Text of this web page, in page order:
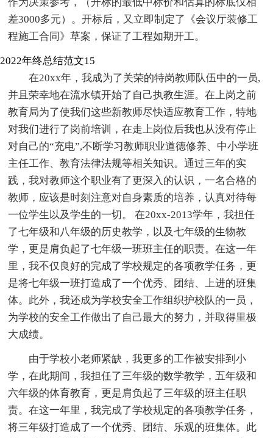
差3000多元）。开标后，又立即制定了《会议厅装修工
程施工合同》草案，保证了工程如期开工。
2022年终总结范文15
在20xx年，我成为了关荣的特岗教师队伍中的一员,
并且荣幸地在流水镇开始了自己执教生涯。在上岗之前
教育局为了使我们这些新教师尽快适应教育工作，特地
对我们进行了岗前培训，在走上岗位后我也从没有停止
对自己的“充电”,不断学习教师职业道德修养、中小学班
主任工作、教育法律法规等相关知识。通过三年的实
践，我对教师这个职业有了更深入的认识，一名合格的
教师，应该是时刻注意对自身素质的培养，认真对待每
一位学生以及学生的一切。 在20xx-2013学年，我担任
了七年级和八年级的历史教学，以及七年级的生物教
学，更是肩负起了七年级一班班主任的职责。在这一年
里，我不仅良好的完成了学校规定的各项教学任务，更
是将七年级一班打造成了一个优秀、团结、上进的班集
体。此外，我还成为学校安全工作组织护校队的一员，
为学校的安全工作做出了自己最大的努力，并取得里极
大成绩。
由于学校小老师紧缺，我更多的工作被安排到小
学，在此期间，我担任了三年级的数学教学，五年级和
六年级的体育教育，更是肩负起了三年级的班主任职
责。在这一年里，我完成了学校规定的各项教学任务，
将三年级打造成了一个优秀、团结、乐观的班集体。此